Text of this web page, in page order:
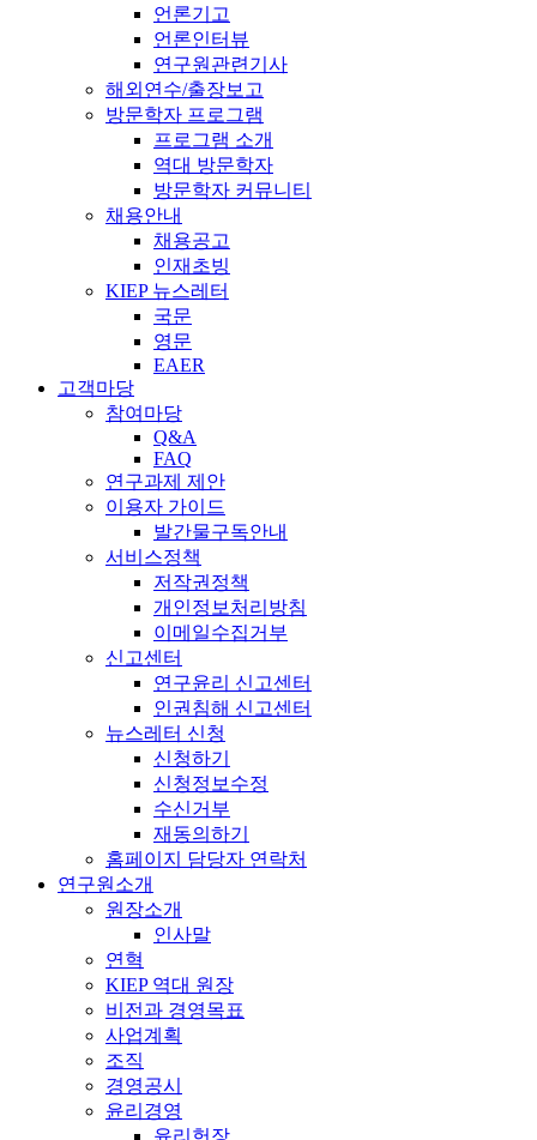
언론기고
언론인터뷰
연구원관련기사
해외연수/출장보고
방문학자 프로그램
프로그램 소개
역대 방문학자
방문학자 커뮤니티
채용안내
채용공고
인재초빙
KIEP 뉴스레터
국문
영문
EAER
고객마당
참여마당
Q&A
FAQ
연구과제 제안
이용자 가이드
발간물구독안내
서비스정책
저작권정책
개인정보처리방침
이메일수집거부
신고센터
연구윤리 신고센터
인권침해 신고센터
뉴스레터 신청
신청하기
신청정보수정
수신거부
재동의하기
홈페이지 담당자 연락처
연구원소개
원장소개
인사말
연혁
KIEP 역대 원장
비전과 경영목표
사업계획
조직
경영공시
윤리경영
윤리헌장